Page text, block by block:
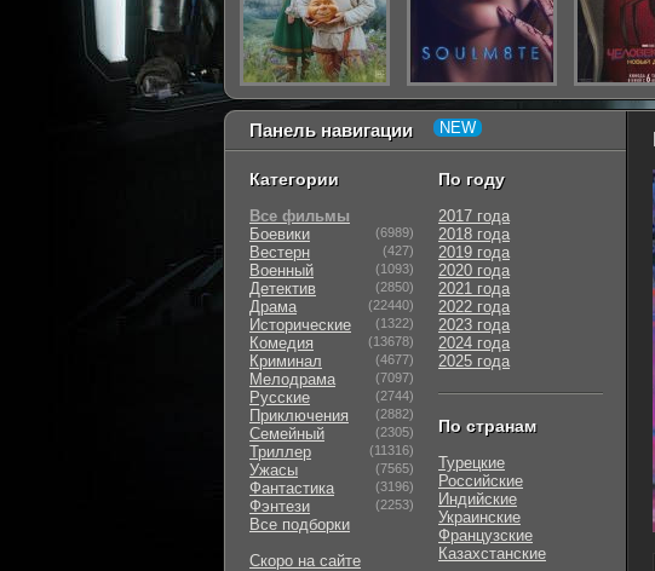
Панель навигации
Категории
Все фильмы
Боевики
(6989)
Вестерн (427)
Военный (1093)
Детектив (2850)
Драма (22440)
Исторические (1322)
Комедия (13678)
Криминал (4677)
Мелодрама (7097)
Русские (2744)
Приключения (2882)
Семейный (2305)
Триллер (11316)
Ужасы (7565)
Фантастика (3196)
Фэнтези (2253)
Все подборки
Скоро на сайте
По году
2017 года
2018 года
2019 года
2020 года
2021 года
2022 года
2023 года
2024 года
2025 года
По странам
Турецкие
Российские
Индийские
Украинские
Французские
Казахстанские